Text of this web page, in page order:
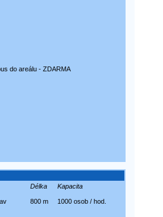
do areálu - ZDARMA
Délka Kapacita
800 m 1000 osob / hod.